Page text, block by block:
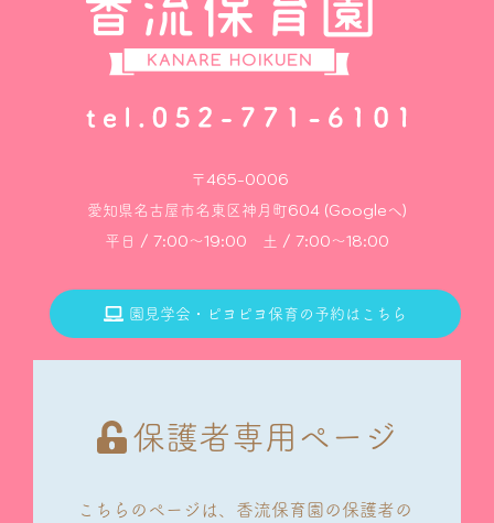
〒465-0006
愛知県名古屋市名東区神月町604 (Googleへ)
平日 / 7:00～19:00 土 / 7:00～18:00
園見学会・ピヨピヨ保育の予約はこちら
保護者専用ページ
こちらのページは、香流保育園の保護者の